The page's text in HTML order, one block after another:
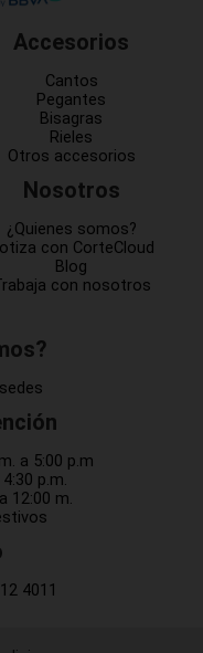
Accesorios
Cantos
Pegantes
Bisagras
Rieles
Otros accesorios
Nosotros
¿Quienes somos?
con CorteCloud
Blog
con nosotros
a 5:00 p.m
p.m.
12:00 m.
4011